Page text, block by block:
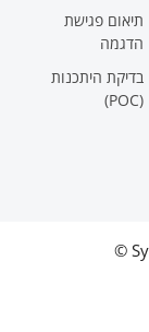
תיאום פגישת
הדגמה
בדיקת היתכנות
(POC)
©